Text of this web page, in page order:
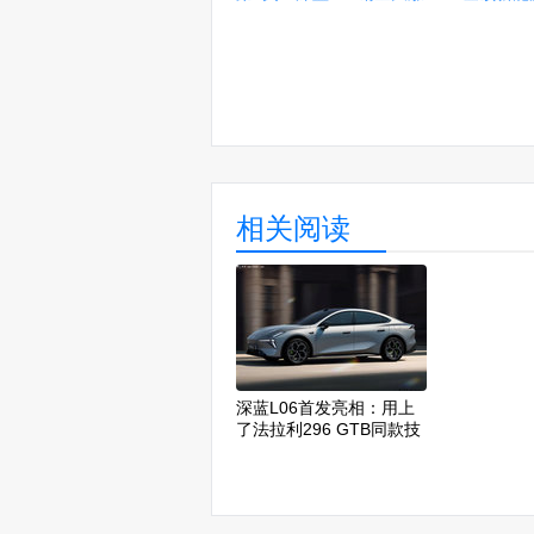
相关阅读
深蓝L06首发亮相：用上
了法拉利296 GTB同款技